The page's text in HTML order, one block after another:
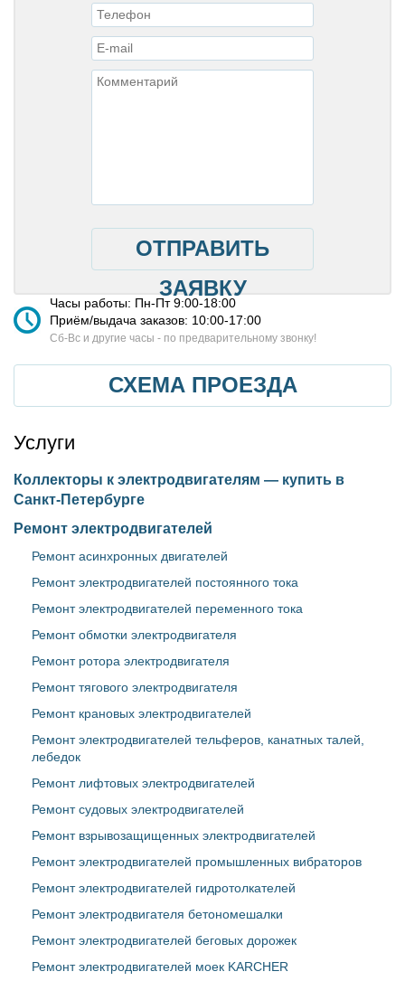
ОТПРАВИТЬ
ЗАЯВКУ
Часы работы: Пн-Пт 9:00-18:00
Приём/выдача заказов: 10:00-17:00
Cб-Вс и другие часы - по предварительному звонку!
СХЕМА ПРОЕЗДА
Услуги
Коллекторы к электродвигателям — купить в
Санкт-Петербурге
Ремонт электродвигателей
Ремонт асинхронных двигателей
Ремонт электродвигателей постоянного тока
Ремонт электродвигателей переменного тока
Ремонт обмотки электродвигателя
Ремонт ротора электродвигателя
Ремонт тягового электродвигателя
Ремонт крановых электродвигателей
Ремонт электродвигателей тельферов, канатных талей,
лебедок
Ремонт лифтовых электродвигателей
Ремонт судовых электродвигателей
Ремонт взрывозащищенных электродвигателей
Ремонт электродвигателей промышленных вибраторов
Ремонт электродвигателей гидротолкателей
Ремонт электродвигателя бетономешалки
Ремонт электродвигателей беговых дорожек
Ремонт электродвигателей моек KARCHER